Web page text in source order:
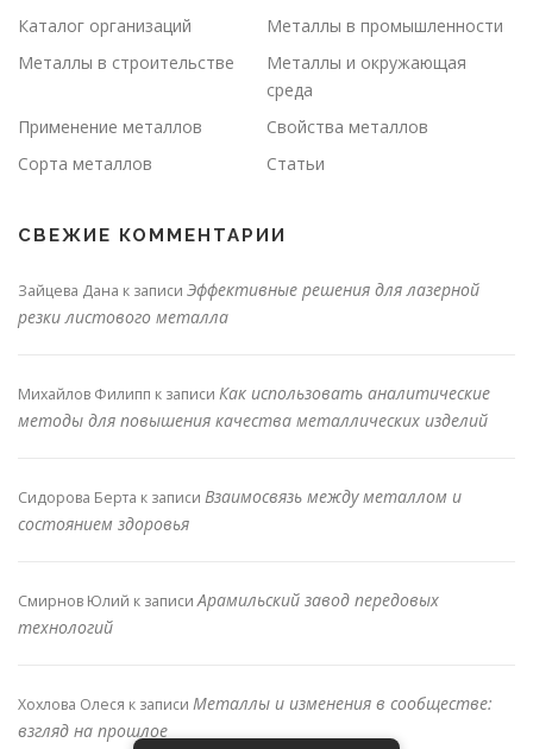
Каталог организаций
Металлы в промышленности
Металлы в строительстве
Металлы и окружающая
среда
Применение металлов
Свойства металлов
Сорта металлов
Статьи
СВЕЖИЕ КОММЕНТАРИИ
Зайцева Дана к записи Эффективные решения для лазерной
резки листового металла
Михайлов Филипп к записи Как использовать аналитические
методы для повышения качества металлических изделий
Сидорова Берта к записи Взаимосвязь между металлом и
состоянием здоровья
Смирнов Юлий к записиАрамильский завод передовых
технологий
Хохлова Олеся к записи Металлы и изменения в сообществе:
взгляд на прошлое